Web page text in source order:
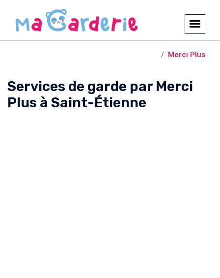
Merci Plus
Services de garde par Merci
Plus à Saint-Étienne